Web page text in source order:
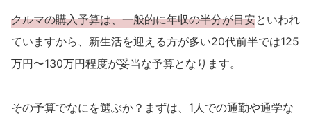
クルマの購入予算は、一般的に年収の半分が目安といわれ
ていますから、新生活を迎える方が多い20代前半では125
万円〜130万円程度が妥当な予算となります。
その予算でなにを選ぶか？まずは、1人での通勤や通学な